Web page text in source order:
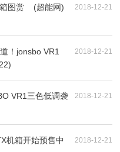
2018-12-21
箱图赏 (超能网)
2018-12-21
！jonsbo VR1
2018-12-21
VR1三色低调袭
2018-12-21
机箱开始预售中